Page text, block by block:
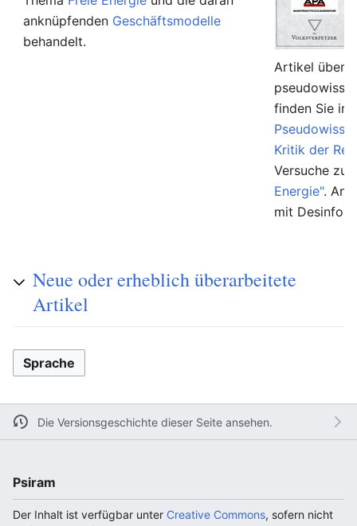
anknüpfenden Geschäftsmodelle
behandelt.
Artikel über
finden Sie in
Kritik der
Versuche
Energie".
mit
Neue oder erheblich überarbeitete
Artikel
Sprache
Die Versionsgeschichte dieser Seite ansehen.
Psiram
Der Inhalt ist verfügbar unter Creative Commons, sofern nicht